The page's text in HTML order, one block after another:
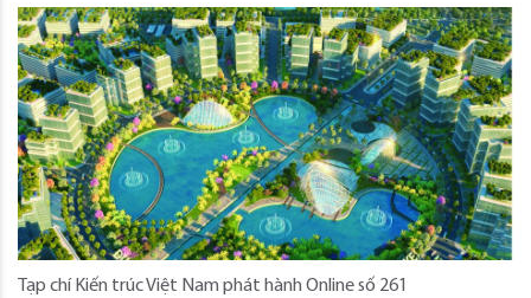
Tạp chí Kiến trúc Việt Nam phát hành Online số 261